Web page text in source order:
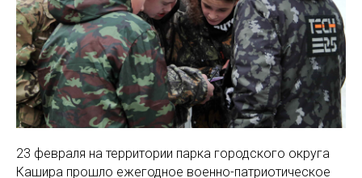
23 февраля на территории парка городского округа
Кашира прошло ежегодное военно-патриотическое